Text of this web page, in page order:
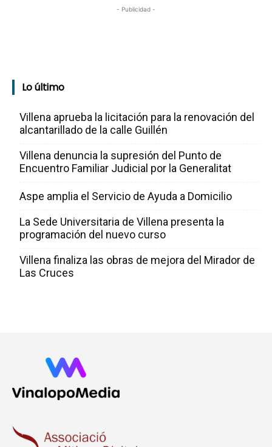
- Publicidad -
Lo último
Villena aprueba la licitación para la renovación del
alcantarillado de la calle Guillén
Villena denuncia la supresión del Punto de
Encuentro Familiar Judicial por la Generalitat
Aspe amplia el Servicio de Ayuda a Domicilio
La Sede Universitaria de Villena presenta la
programación del nuevo curso
Villena finaliza las obras de mejora del Mirador de
Las Cruces